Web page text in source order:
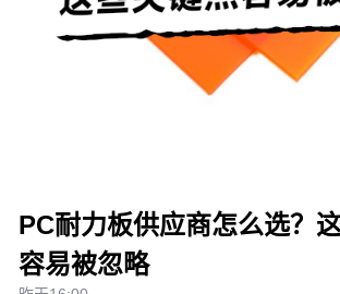
PC耐力板供应商怎么选？
容易被忽略